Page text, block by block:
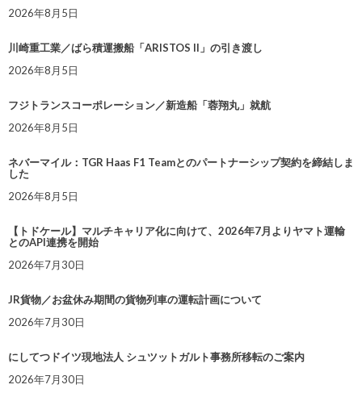
2026年8月5日
川崎重工業／ばら積運搬船「ARISTOS II」の引き渡し
2026年8月5日
フジトランスコーポレーション／新造船「蓉翔丸」就航
2026年8月5日
ネバーマイル：TGR Haas F1 Teamとのパートナーシップ契約を締結しま
した
2026年8月5日
【トドケール】マルチキャリア化に向けて、2026年7月よりヤマト運輸
とのAPI連携を開始
2026年7月30日
JR貨物／お盆休み期間の貨物列車の運転計画について
2026年7月30日
にしてつドイツ現地法人 シュツットガルト事務所移転のご案内
2026年7月30日